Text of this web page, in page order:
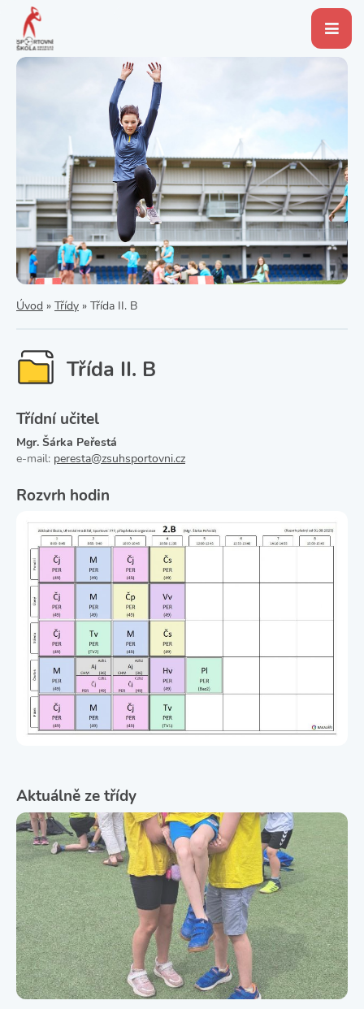
Úvod » Třídy » Třída II. B
Třída II. B
Třídní učitel
Mgr. Šárka Peřestá
e-mail: peresta@zsuhsportovni.cz
Rozvrh hodin
Aktuálně ze třídy